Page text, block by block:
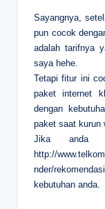
Sayangnya,
pun cocok
adalah tarifnya
saya hehe.
Tetapi fitur ini
paket internet
dengan
paket saat kurun
Jika anda
http://
nder/
kebutuhan anda.